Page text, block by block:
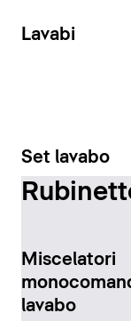
Lavabi
Set lavabo
Miscelatori
lavabo